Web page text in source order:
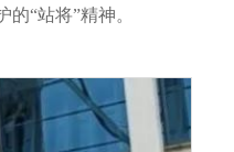
“站将”精神。